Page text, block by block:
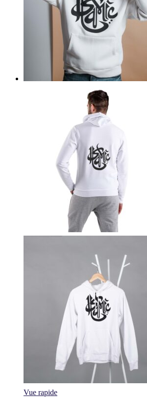
Vue rapide